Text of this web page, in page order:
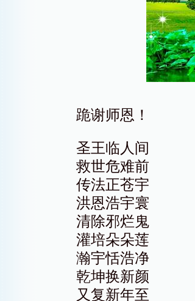
跪谢师恩！
圣王临人间
救世危难前
传法正苍宇
洪恩浩宇寰
清除邪烂鬼
灌培朵朵莲
瀚宇恬浩净
乾坤换新颜
又复新年至